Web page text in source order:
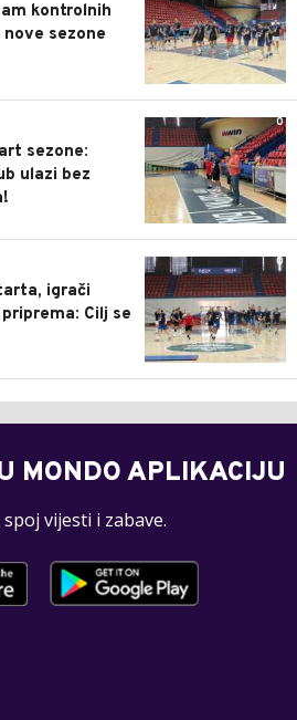
kontrolnih
sezone
0
sezone:
ulazi bez
0
igrači
Cilj se
MONDO APLIKACIJU
vijesti i zabave.